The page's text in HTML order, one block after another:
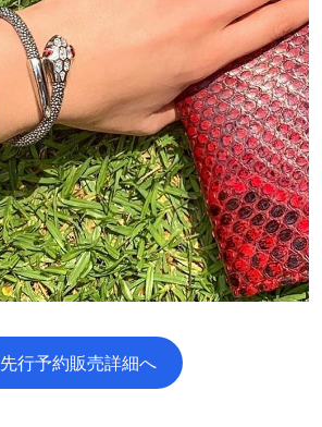
先行予約販売詳細へ